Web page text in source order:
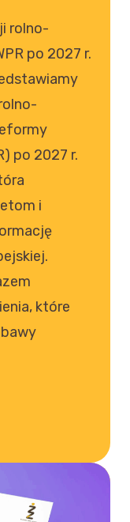
rolno-
po 2027 r.
po 2027 r.
i
które